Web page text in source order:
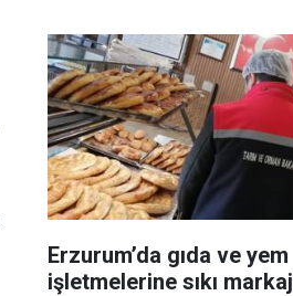
Erzurum’da gıda ve yem
işletmelerine sıkı markaj